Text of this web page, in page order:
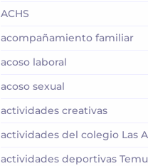
ACHS
acompañamiento familiar
acoso laboral
acoso sexual
actividades creativas
actividades del colegio Las
actividades deportivas